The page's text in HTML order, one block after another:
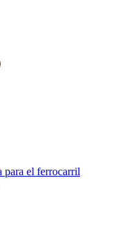
para el ferrocarril